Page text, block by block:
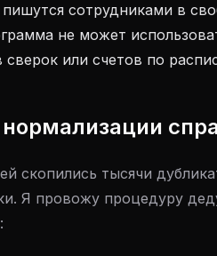
сотрудниками в
не может
или счетов по
скопились тысячи
Я провожу процедуру